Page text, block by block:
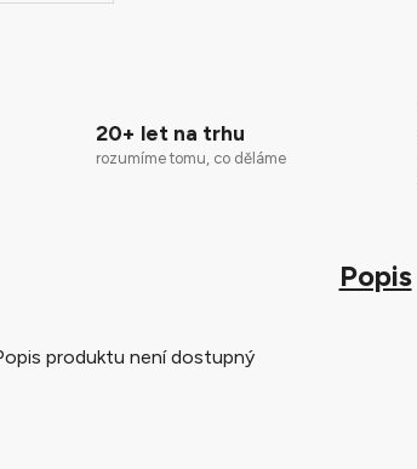
20+ let na trhu
rozumíme tomu, co děláme
Popis
produktu není dostupný